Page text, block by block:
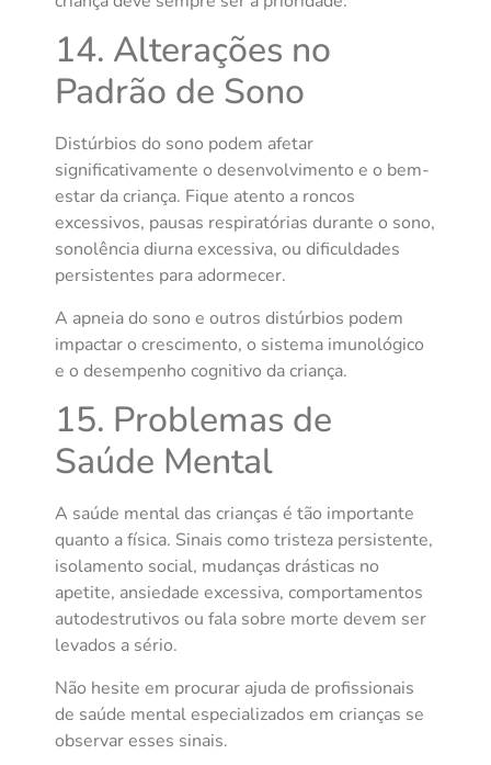
14. Alterações no
Padrão de Sono
Distúrbios do sono podem afetar
significativamente o desenvolvimento e o bem-
estar da criança. Fique atento a roncos
excessivos, pausas respiratórias durante o sono,
sonolência diurna excessiva, ou dificuldades
persistentes para adormecer.
A apneia do sono e outros distúrbios podem
impactar o crescimento, o sistema imunológico
e o desempenho cognitivo da criança.
15. Problemas de
Saúde Mental
A saúde mental das crianças é tão importante
quanto a física. Sinais como tristeza persistente,
isolamento social, mudanças drásticas no
apetite, ansiedade excessiva, comportamentos
autodestrutivos ou fala sobre morte devem ser
levados a sério.
Não hesite em procurar ajuda de profissionais
de saúde mental especializados em crianças se
observar esses sinais.